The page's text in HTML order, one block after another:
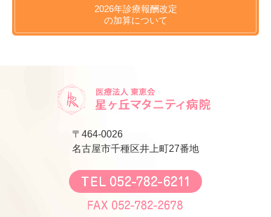
2026年診療報酬改定
の加算について
〒464-0026
名古屋市千種区井上町27番地